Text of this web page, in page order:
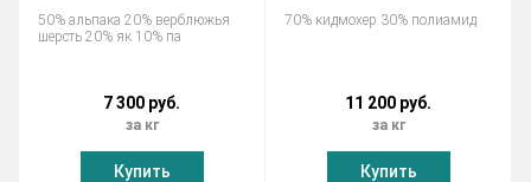
50% альпака 20% верблюжья
шерсть 20% як 10% па
7 300 руб.
за кг
Купить
70% кидмохер 30% полиамид
11 200 руб.
за кг
Купить